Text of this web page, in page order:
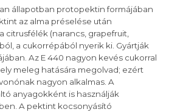
állapotban protopektin formájában
az alma préselése után
citrusfélék (narancs, grapefruit,
a cukorrépából nyerik ki. Gyártják
Az E 440 nagyon kevés cukorral
meleg hatására megolvad; ezért
nagyon alkalmas. A
anyagokként is használják
A pektint kocsonyásító